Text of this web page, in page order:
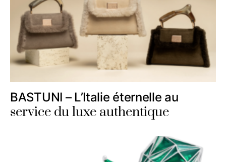
BASTUNI – L’Italie éternelle au
service du luxe authentique